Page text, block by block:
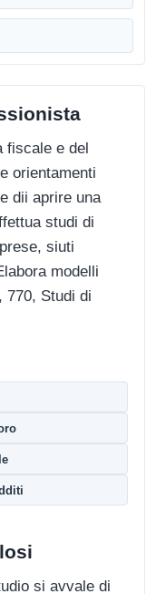
fiscale e del
orientamenti
dii aprire una
studi di
siuti
modelli
770, Studi di
si avvale di